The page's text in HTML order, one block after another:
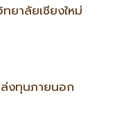
าลัยเชียงใหม่
งทุนภายนอก